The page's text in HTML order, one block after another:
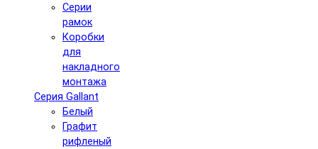
Серии
рамок
Коробки
для
накладного
монтажа
Серия Gallant
Белый
Графит
рифленый